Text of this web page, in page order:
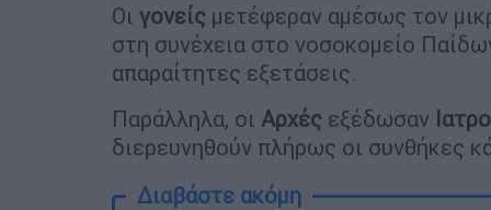
Οι γονείς μετέφεραν αμέσως τον
στη συνέχεια στο νοσοκομείο
απαραίτητες εξετάσεις.
Παράλληλα, οι Αρχές εξέδωσαν
διερευνηθούν πλήρως οι συνθήκες
Διαβάστε ακόμη